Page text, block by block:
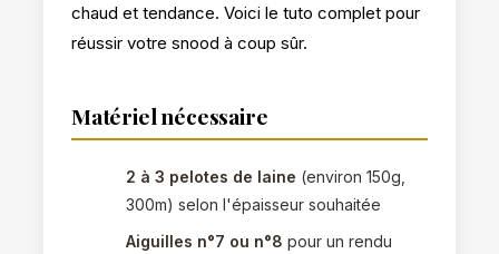
chaud et tendance. Voici le tuto complet pour
réussir votre snood à coup sûr.
Matériel nécessaire
2 à 3 pelotes de laine (environ 150g,
300m) selon l'épaisseur souhaitée
Aiguilles n°7 ou n°8 pour un rendu